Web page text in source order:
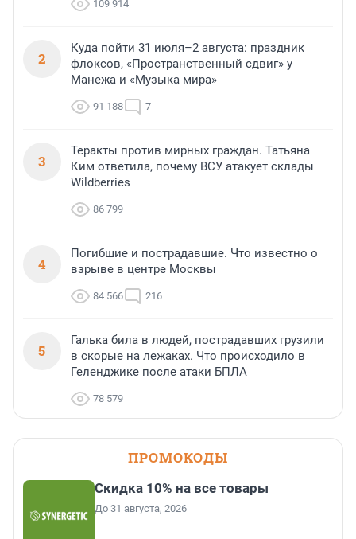
109 914
2
Куда пойти 31 июля–2 августа: праздник
флоксов, «Пространственный сдвиг» у
Манежа и «Музыка мира»
91 188 7
3
Теракты против мирных граждан. Татьяна
Ким ответила, почему ВСУ атакует склады
Wildberries
86 799
4
Погибшие и пострадавшие. Что известно о
взрыве в центре Москвы
84 566 216
5
Галька била в людей, пострадавших грузили
в скорые на лежаках. Что происходило в
Геленджике после атаки БПЛА
78 579
ПРОМОКОДЫ
Скидка 10% на все товары
До 31 августа, 2026